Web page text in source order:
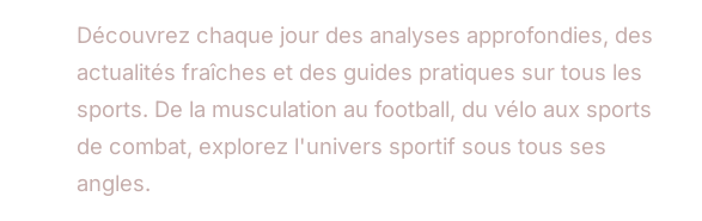
Découvrez chaque jour des analyses approfondies, des
actualités fraîches et des guides pratiques sur tous les
sports. De la musculation au football, du vélo aux sports
de combat, explorez l'univers sportif sous tous ses
angles.